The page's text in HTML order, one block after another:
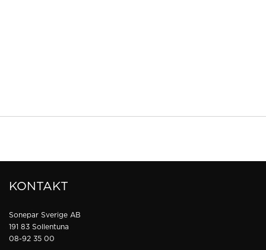
KONTAKT
Sonepar Sverige AB
191 83 Sollentuna
08-92 35 00